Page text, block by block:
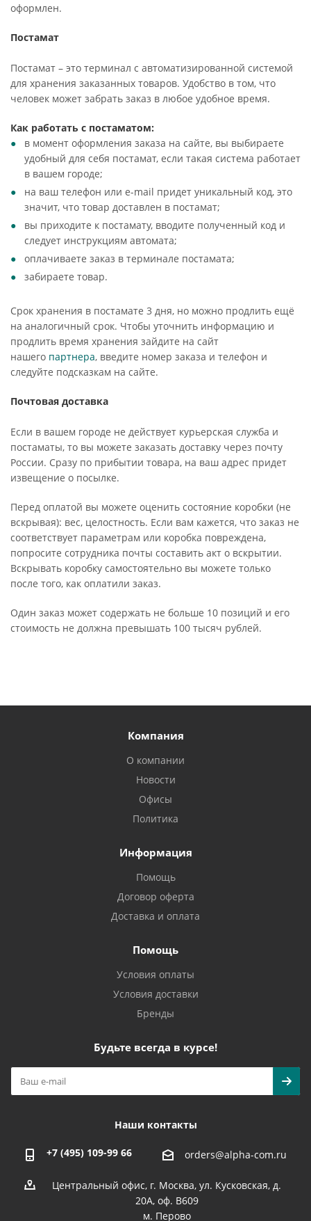
оформлен.
Постамат
Постамат – это терминал с автоматизированной системой
для хранения заказанных товаров. Удобство в том, что
человек может забрать заказ в любое удобное время.
Как работать с постаматом:
в момент оформления заказа на сайте, вы выбираете
удобный для себя постамат, если такая система работает
в вашем городе;
на ваш телефон или e-mail придет уникальный код, это
значит, что товар доставлен в постамат;
вы приходите к постамату, вводите полученный код и
следует инструкциям автомата;
оплачиваете заказ в терминале постамата;
забираете товар.
Срок хранения в постамате 3 дня, но можно продлить ещё
на аналогичный срок. Чтобы уточнить информацию и
продлить время хранения зайдите на сайт
нашего партнера, введите номер заказа и телефон и
следуйте подсказкам на сайте.
Почтовая доставка
Если в вашем городе не действует курьерская служба и
постаматы, то вы можете заказать доставку через почту
России. Сразу по прибытии товара, на ваш адрес придет
извещение о посылке.
Перед оплатой вы можете оценить состояние коробки (не
вскрывая): вес, целостность. Если вам кажется, что заказ не
соответствует параметрам или коробка повреждена,
попросите сотрудника почты составить акт о вскрытии.
Вскрывать коробку самостоятельно вы можете только
после того, как оплатили заказ.
Один заказ может содержать не больше 10 позиций и его
стоимость не должна превышать 100 тысяч рублей.
Компания
О компании
Новости
Офисы
Политика
Информация
Помощь
Договор оферта
Доставка и оплата
Помощь
Условия оплаты
Условия доставки
Бренды
Будьте всегда в курсе!
Наши контакты
+7 (495) 109-99 66 orders@alpha-com.ru
Центральный офис, г. Москва, ул. Кусковская, д.
20А, оф. В609
м. Перово